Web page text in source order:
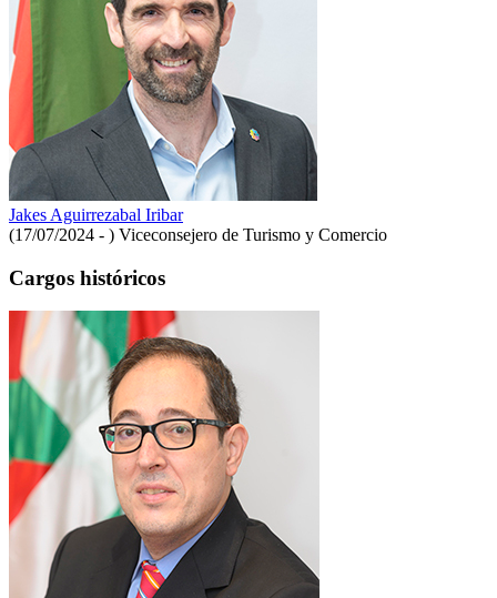
Jakes Aguirrezabal Iribar
(17/07/2024 - ) Viceconsejero de Turismo y Comercio
Cargos históricos